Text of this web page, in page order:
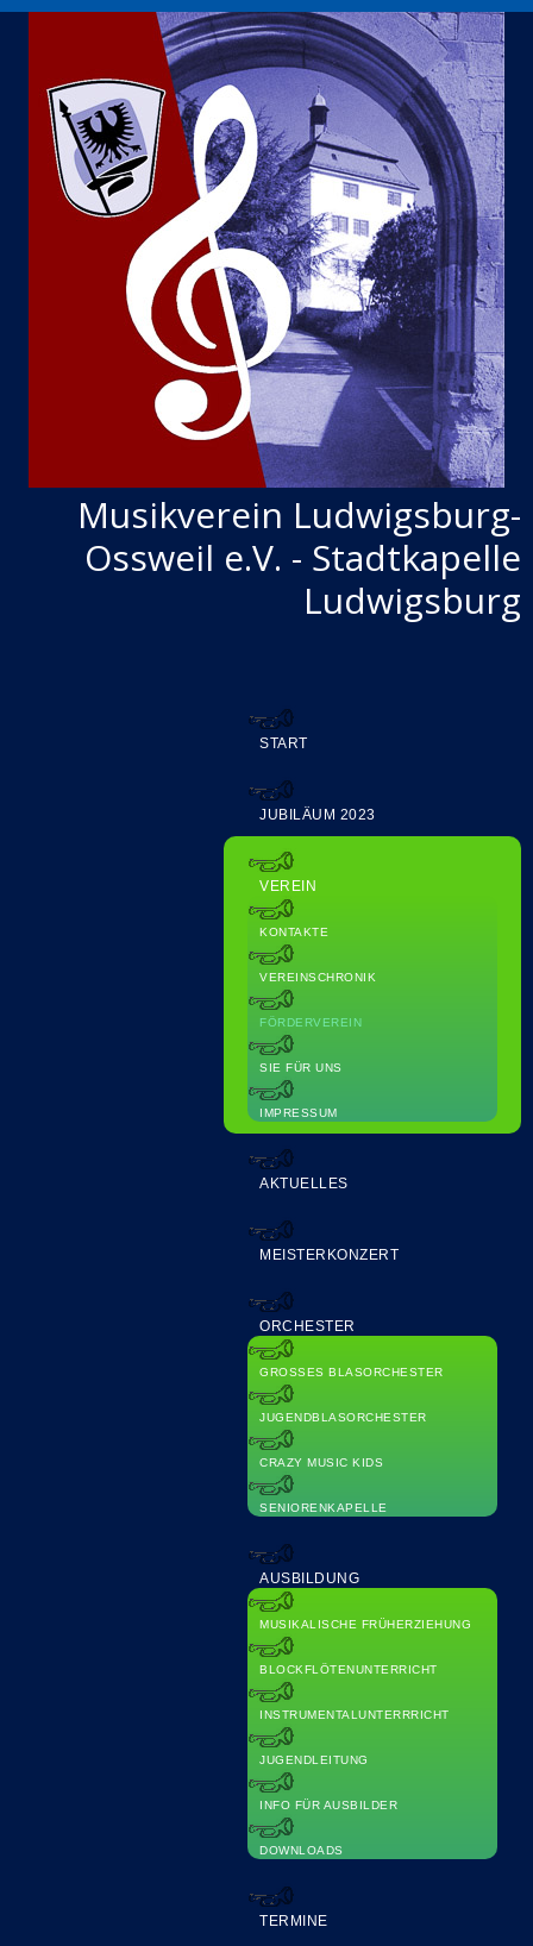
Musikverein Ludwigsburg-
Ossweil e.V. - Stadtkapelle
Ludwigsburg
START
JUBILÄUM 2023
VEREIN
KONTAKTE
VEREINSCHRONIK
FÖRDERVEREIN
SIE FÜR UNS
IMPRESSUM
AKTUELLES
MEISTERKONZERT
ORCHESTER
GROSSES BLASORCHESTER
JUGENDBLASORCHESTER
CRAZY MUSIC KIDS
SENIORENKAPELLE
AUSBILDUNG
MUSIKALISCHE FRÜHERZIEHUNG
BLOCKFLÖTENUNTERRICHT
INSTRUMENTALUNTERRRICHT
JUGENDLEITUNG
INFO FÜR AUSBILDER
DOWNLOADS
TERMINE